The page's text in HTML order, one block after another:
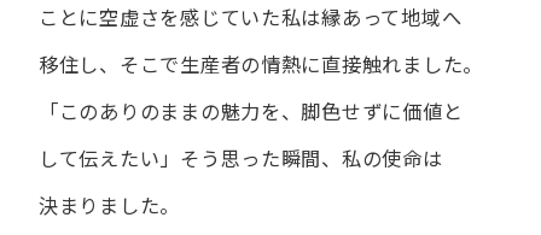
ことに​空虚さを​感じていた​私は縁あって​地域へ​
移住し、​そこで​生産者の​情熱に​直接触れました。
「この​ありの​ままの​魅力を、​脚色せずに​価値と​
して​伝えたい」 そう​思った​瞬間、​私の​使命は​
決まりました。